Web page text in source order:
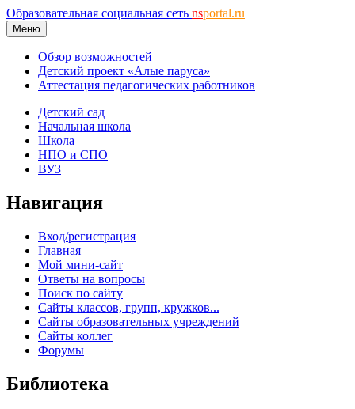
Образовательная социальная сеть nsportal.ru
Меню
Обзор возможностей
Детский проект «Алые паруса»
Аттестация педагогических работников
Детский сад
Начальная школа
Школа
НПО и СПО
ВУЗ
Навигация
Вход/регистрация
Главная
Мой мини-сайт
Ответы на вопросы
Поиск по сайту
Сайты классов, групп, кружков...
Сайты образовательных учреждений
Сайты коллег
Форумы
Библиотека